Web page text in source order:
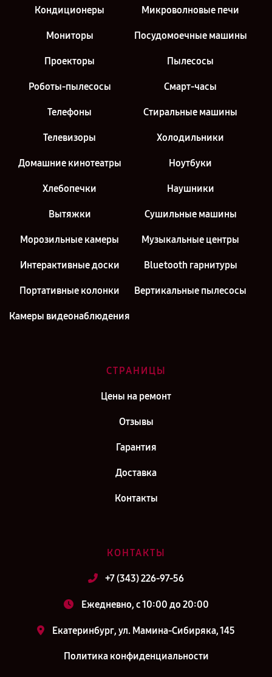
Кондиционеры Микроволновые печи
Мониторы Посудомоечные машины
Проекторы Пылесосы
Роботы-пылесосы Смарт-часы
Телефоны Стиральные машины
Телевизоры Холодильники
Домашние кинотеатры Ноутбуки
Хлебопечки Наушники
Вытяжки Сушильные машины
Морозильные камеры Музыкальные центры
Интерактивные доски Bluetooth гарнитуры
Портативные колонки Вертикальные пылесосы
Камеры видеонаблюдения
СТРАНИЦЫ
Цены на ремонт
Отзывы
Гарантия
Доставка
Контакты
КОНТАКТЫ
+7 (343) 226-97-56
Ежедневно, с 10:00 до 20:00
Екатеринбург, ул. Мамина-Сибиряка, 145
Политика конфиденциальности